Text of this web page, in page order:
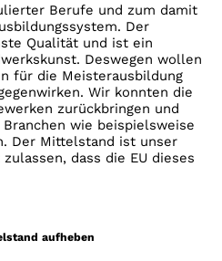
Berufe und zum damit
Der
Qualität und ist ein
Deswegen wollen
für die Meisterausbildung
Wir konnten die
zurückbringen und
wie beispielsweise
Der Mittelstand ist unser
dass die EU dieses
aufheben